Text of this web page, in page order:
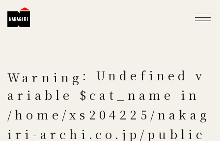
Warning : Undefined v
ariable $cat_name in
/home/xs204225/nakag
iri-archi.co.jp/public